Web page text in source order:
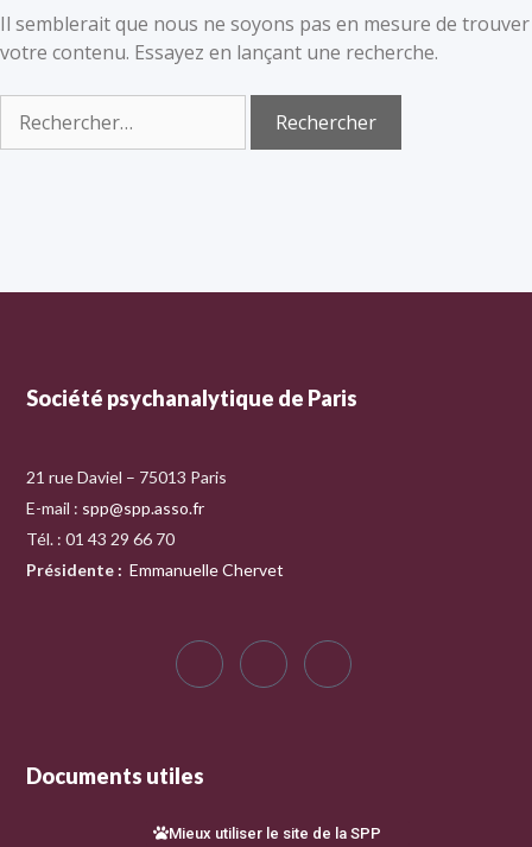
Il semblerait que nous ne soyons pas en mesure de trouver
votre contenu. Essayez en lançant une recherche.
Société psychanalytique de Paris
21 rue Daviel – 75013 Paris
E-mail : spp@spp.asso.fr
Tél. : 01 43 29 66 70
Présidente : Emmanuelle Chervet
Documents utiles
Mieux utiliser le site de la SPP